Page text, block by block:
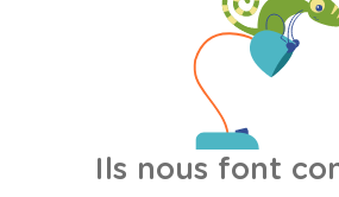
Ils nous font